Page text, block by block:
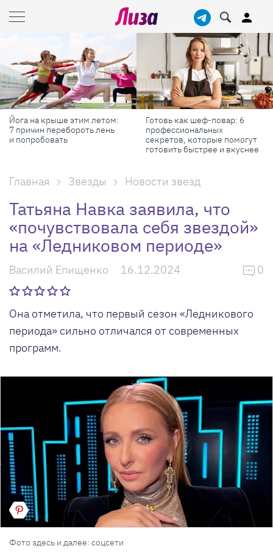
Йога на крыше этим летом:
7 причин перебороть лень
и попробовать
Готовь как шеф-повар: 6
профессиональных
секретов, которые помогут
готовить быстрее и вкуснее
Главная Звезды Новости звезд
Татьяна Навка заявила, что
«почувствовала себя звездой»
на «Ледниковом периоде»
Василий Епищенко 16.12.2024 0
Она отметила, что первый сезон «Ледникового
периода» сильно отличался от современных
программ.
Фото здесь и далее: соцсети